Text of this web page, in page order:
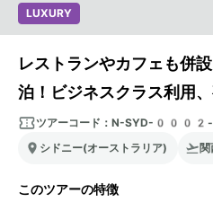
LUXURY
レストランやカフェも併
泊！ビジネスクラス利用
ツアーコード： N-SYD-
シドニー(オーストラリア)
関
このツアーの特徴